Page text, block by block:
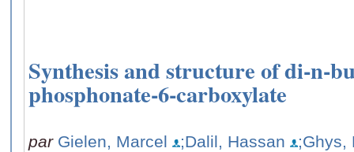
Synthesis and structure of di-n-
phosphonate-6-carboxylate
par Gielen, Marcel ;Dalil, Hassan
;Ghys,